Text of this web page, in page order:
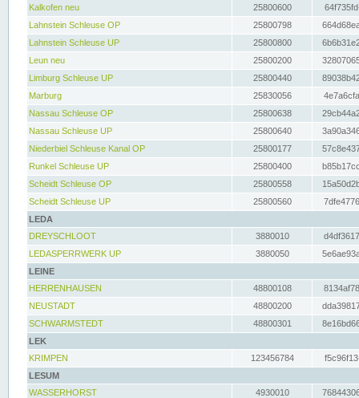
Kalkofen neu
25800600
Lahnstein Schleuse OP
25800798
Lahnstein Schleuse UP
25800800
Leun neu
25800200
Limburg Schleuse UP
25800440
Marburg
25830056
Nassau Schleuse OP
25800638
Nassau Schleuse UP
25800640
Niederbiel Schleuse Kanal OP
25800177
Runkel Schleuse UP
25800400
Scheidt Schleuse OP
25800558
Scheidt Schleuse UP
25800560
LEDA
DREYSCHLOOT
3880010
LEDASPERRWERK UP
3880050
LEINE
HERRENHAUSEN
48800108
NEUSTADT
48800200
SCHWARMSTEDT
48800301
LEK
KRIMPEN
123456784
LESUM
WASSERHORST
4930010